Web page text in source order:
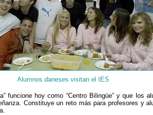
Alumnos daneses visitan el IES
funcione hoy como “Centro Bilingüe” y que los
Constituye un reto más para profesores y